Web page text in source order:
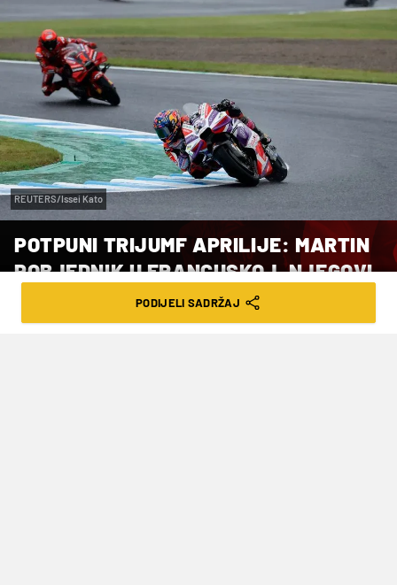
REUTERS/Issei Kato
POTPUNI TRIJUMF APRILIJE: MARTIN
POBJEDNIK U FRANCUSKOJ, NJEGOVI
KOLEGE NA PODIJU
PODIJELI SADRŽAJ